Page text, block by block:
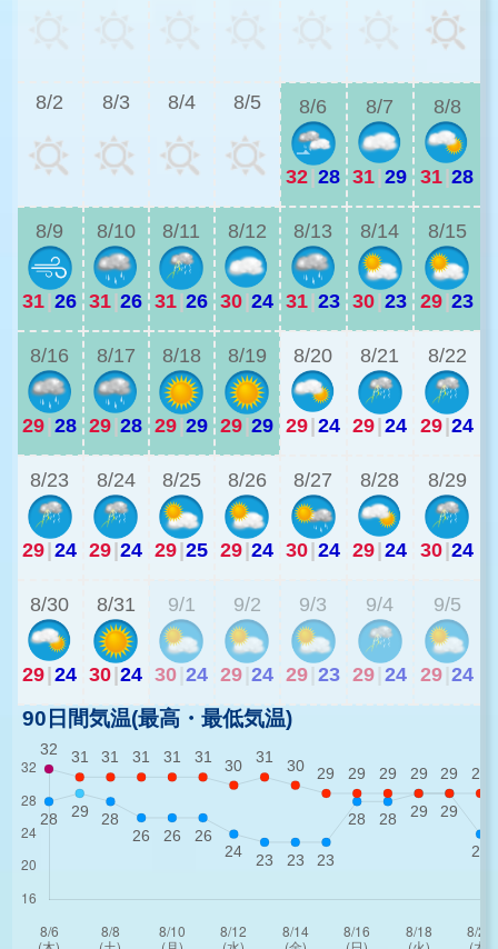
8/2 8/3 8/4 8/5 8/6
32|28
8/7
31|29
8/8
31|28
8/9
31|26
8/10
31|26
8/11
31|26
8/12
30|24
8/13
31|23
8/14
30|23
8/15
29|23
8/16
29|28
8/17
29|28
8/18
29|29
8/19
29|29
8/20
29|24
8/21
29|24
8/22
29|24
8/23
29|24
8/24
29|24
8/25
29|25
8/26
29|24
8/27
30|24
8/28
29|24
8/29
30|24
8/30
29|24
8/31
30|24
9/1
30 24
9/2
29 24
9/3
29 23
9/4
29 24
9/5
29 24
90日間気温(最高・最低気温)